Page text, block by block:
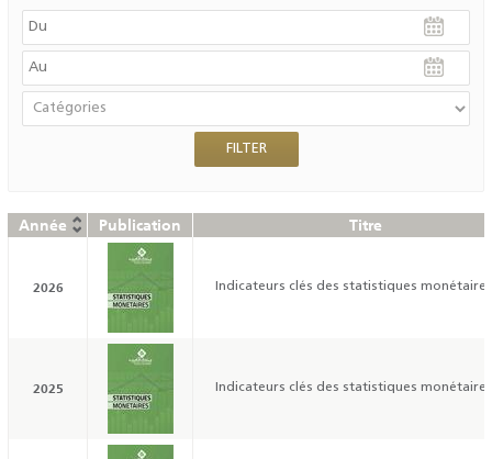
Année Publication Titre
2026 Indicateurs clés des statistiques
2025 Indicateurs clés des statistiques